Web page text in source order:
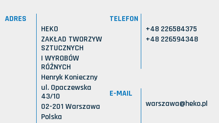
ADRES
HEKO
ZAKŁAD TWORZYW
SZTUCZNYCH
I WYROBÓW
RÓŻNYCH
Henryk Konieczny
ul. Opaczewska
43/10
02-201 Warszawa
Polska
TELEFON
+48 226584375
+48 226594348
E-MAIL
warszawa@heko.pl